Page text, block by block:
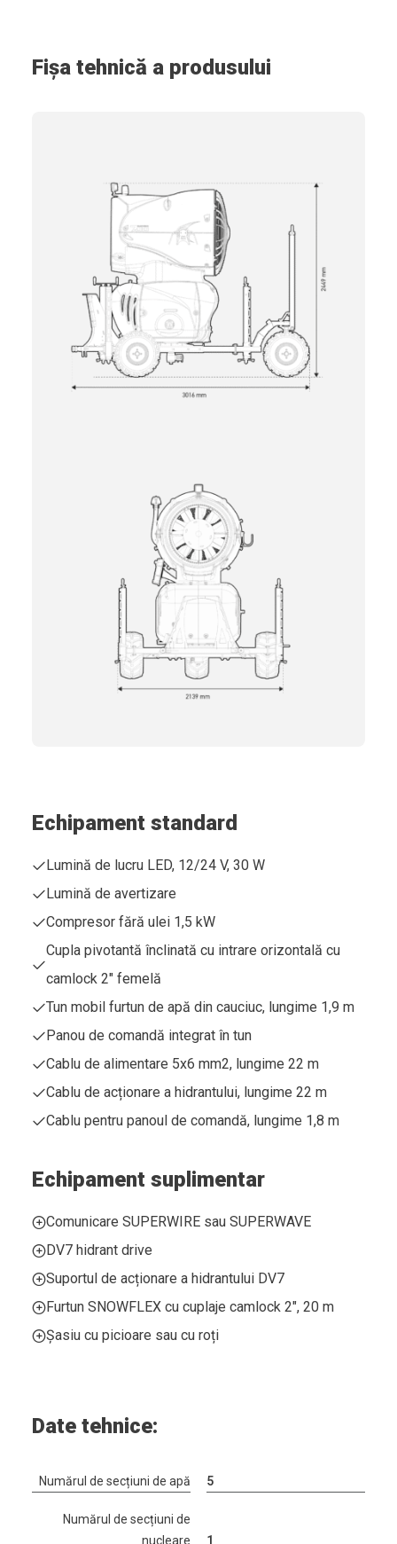
Fișa tehnică a produsului
Echipament standard
Lumină de lucru LED, 12/24 V, 30 W
Lumină de avertizare
Compresor fără ulei 1,5 kW
Cupla pivotantă înclinată cu intrare orizontală cu
camlock 2" femelă
Tun mobil furtun de apă din cauciuc, lungime 1,9 m
Panou de comandă integrat în tun
Cablu de alimentare 5x6 mm2, lungime 22 m
Cablu de acționare a hidrantului, lungime 22 m
Cablu pentru panoul de comandă, lungime 1,8 m
Echipament suplimentar
Comunicare SUPERWIRE sau SUPERWAVE
DV7 hidrant drive
Suportul de acționare a hidrantului DV7
Furtun SNOWFLEX cu cuplaje camlock 2", 20 m
Șasiu cu picioare sau cu roți
Date tehnice:
Numărul de secțiuni de apă 5
Numărul de secțiuni de
nucleare
1